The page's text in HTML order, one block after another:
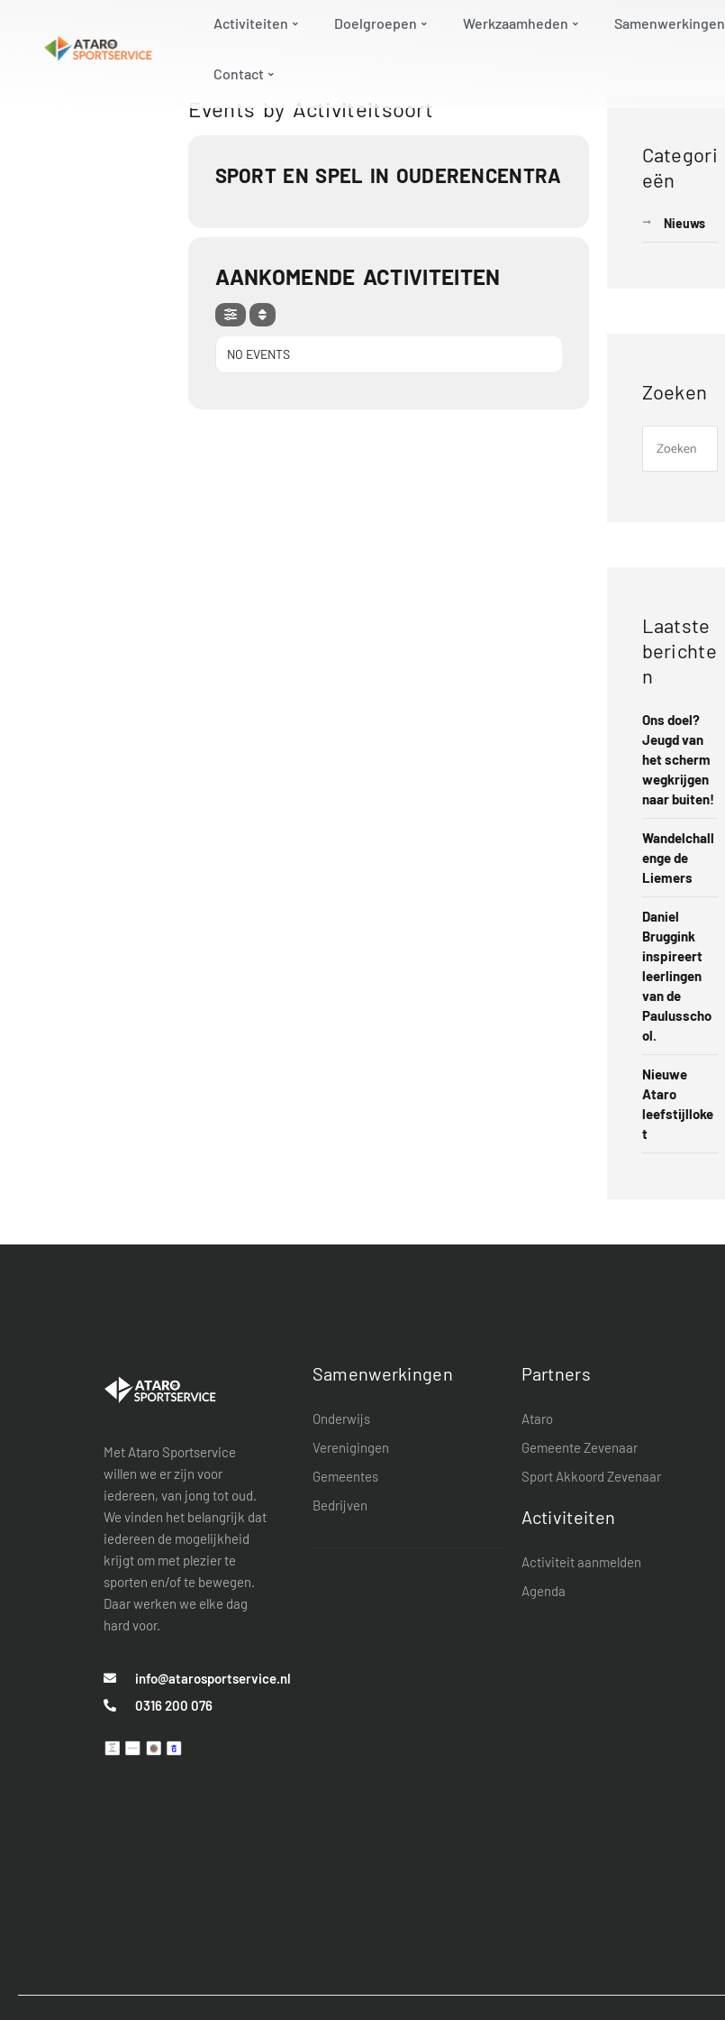
Activiteiten Doelgroepen Werkzaamheden Samenwerkingen
Contact
Events by Activiteitsoort
SPORT EN SPEL IN OUDERENCENTRA
AANKOMENDE ACTIVITEITEN
NO EVENTS
Categori
eën
Nieuws
Zoeken
Laatste
berichte
n
Ons doel?
Jeugd van
het scherm
wegkrijgen
naar buiten!
Wandelchall
enge de
Liemers
Daniel
Bruggink
inspireert
leerlingen
van de
Paulusscho
ol.
Nieuwe
Ataro
leefstijlloke
t
Met Ataro Sportservice
willen we er zijn voor
iedereen, van jong tot oud.
We vinden het belangrijk dat
iedereen de mogelijkheid
krijgt om met plezier te
sporten en/of te bewegen.
Daar werken we elke dag
hard voor.
info@atarosportservice.nl
0316 200 076
Samenwerkingen
Onderwijs
Verenigingen
Gemeentes
Bedrijven
Partners
Ataro
Gemeente Zevenaar
Sport Akkoord Zevenaar
Activiteiten
Activiteit aanmelden
Agenda